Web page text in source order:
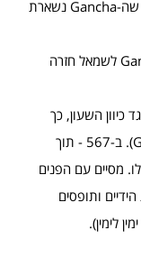
עם ימין (היד שמבצעת Gancha מתחלפת כך שה-Gancha נשארת
בשמינייה הבאה - DQN, תוך החלפת ה-Gancha לשמאל חזרה
כיוון השעון, כך
שהוא פונה אל מחוץ למעגל (עדיין עם Gancha). ב-567 - תוך
מסיים עם הפנים
משחררים את הידיים ותופסים
לימין).